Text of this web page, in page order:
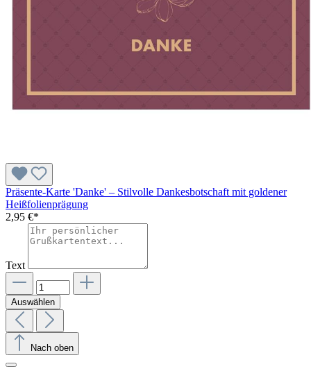
Präsente-Karte 'Danke' – Stilvolle Dankesbotschaft mit goldener
Heißfolienprägung
2,95 €*
Text
Auswählen
Nach oben